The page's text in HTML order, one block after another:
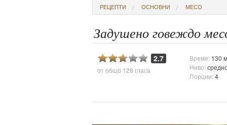
РЕЦЕПТИ ОСНОВНИ МЕСО
Задушено говеждо
2.7
от общо 128 гласа
Време: 130
Ниво:
Порции:4